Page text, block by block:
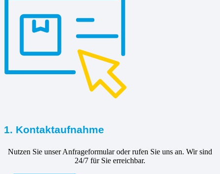
1. Kontaktaufnahme
Nutzen Sie unser Anfrageformular oder rufen Sie uns an. Wir sind
24/7 für Sie erreichbar.